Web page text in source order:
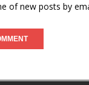
of new posts by